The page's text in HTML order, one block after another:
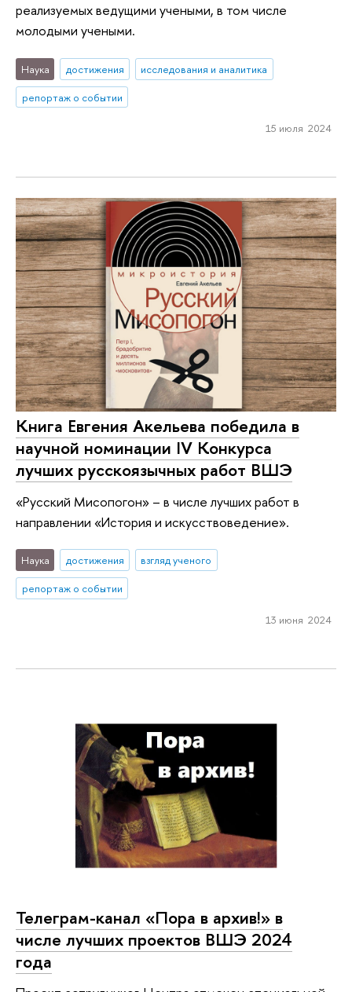
реализуемых ведущими учеными, в том числе
молодыми учеными.
Наука достижения
исследования и аналитика
репортаж о событии
15 июля 2024
Книга Евгения Акельева победила в
научной номинации IV Конкурса
лучших русскоязычных работ ВШЭ
«Русский Мисопогон» – в числе лучших работ в
направлении «История и искусствоведение».
Наука достижения
взгляд ученого
репортаж о событии
13 июня 2024
Телеграм-канал «Пора в архив!» в
числе лучших проектов ВШЭ 2024
года